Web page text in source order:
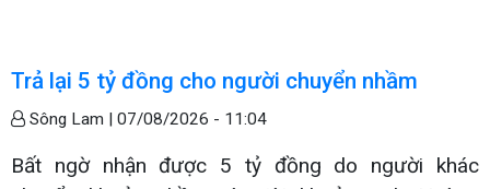
Trả lại 5 tỷ đồng cho người chuyển nhầm
Sông Lam | 07/08/2026 - 11:04
Bất ngờ nhận được 5 tỷ đồng do người khác